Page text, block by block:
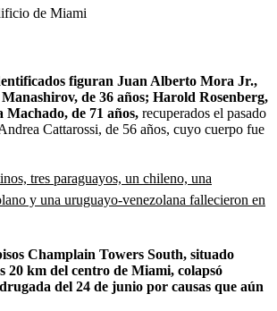
de Miami
figuran Juan Alberto Mora Jr.,
de 36 años; Harold Rosenberg,
Machado, de 71 años, recuperados el pasado
Cattarossi, de 56 años, cuyo cuerpo fue
tres paraguayos, un chileno, una
y una uruguayo-venezolana fallecieron en
Champlain Towers South, situado
20 km del centro de Miami, colapsó
del 24 de junio por causas que aún